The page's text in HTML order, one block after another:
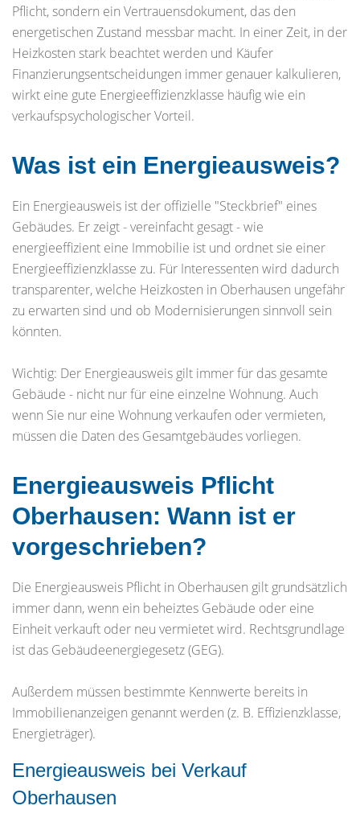
Pflicht, sondern ein Vertrauensdokument, das den
energetischen Zustand messbar macht. In einer Zeit, in der
Heizkosten stark beachtet werden und Käufer
Finanzierungsentscheidungen immer genauer kalkulieren,
wirkt eine gute Energieeffizienzklasse häufig wie ein
verkaufspsychologischer Vorteil.
Was ist ein Energieausweis?
Ein Energieausweis ist der offizielle "Steckbrief" eines
Gebäudes. Er zeigt - vereinfacht gesagt - wie
energieeffizient eine Immobilie ist und ordnet sie einer
Energieeffizienzklasse zu. Für Interessenten wird dadurch
transparenter, welche Heizkosten in Oberhausen ungefähr
zu erwarten sind und ob Modernisierungen sinnvoll sein
könnten.
Wichtig: Der Energieausweis gilt immer für das gesamte
Gebäude - nicht nur für eine einzelne Wohnung. Auch
wenn Sie nur eine Wohnung verkaufen oder vermieten,
müssen die Daten des Gesamtgebäudes vorliegen.
Energieausweis Pflicht
Oberhausen: Wann ist er
vorgeschrieben?
Die Energieausweis Pflicht in Oberhausen gilt grundsätzlich
immer dann, wenn ein beheiztes Gebäude oder eine
Einheit verkauft oder neu vermietet wird. Rechtsgrundlage
ist das Gebäudeenergiegesetz (GEG).
Außerdem müssen bestimmte Kennwerte bereits in
Immobilienanzeigen genannt werden (z. B. Effizienzklasse,
Energieträger).
Energieausweis bei Verkauf
Oberhausen